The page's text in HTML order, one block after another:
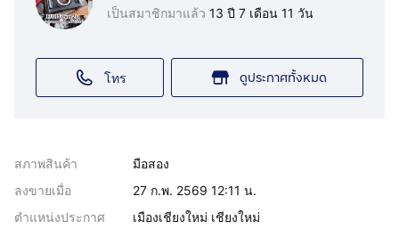
เป็นสมาชิกมาแล้ว 13 ปี 7 เดือน 11 วัน
โทร ดูประกาศทั้งหมด
สภาพสินค้า
มือสอง
ลงขายเมื่อ
27 ก.พ. 2569 12:11 น.
ตำแหน่งประกาศ
เมืองเชียงใหม่ เชียงใหม่